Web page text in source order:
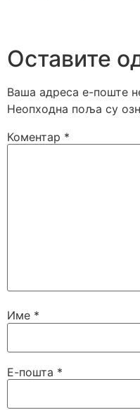
Оставите
Ваша адреса е-поште
Неопходна поља су
Коментар *
Име *
Е-пошта *